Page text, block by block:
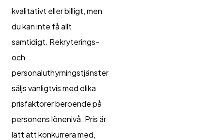
kvalitativt eller billigt, men
du kan inte få allt
samtidigt. Rekryterings-
och
personaluthyrningstjänster
säljs vanligtvis med olika
prisfaktorer beroende på
personens lönenivå. Pris är
lätt att konkurrera med,